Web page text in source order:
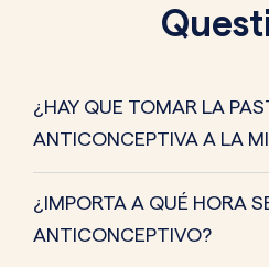
¿HAY QUE TOMAR LA
ANTICONCEPTIVA A LA
¿IMPORTA A QUÉ HORA
ANTICONCEPTIVO?